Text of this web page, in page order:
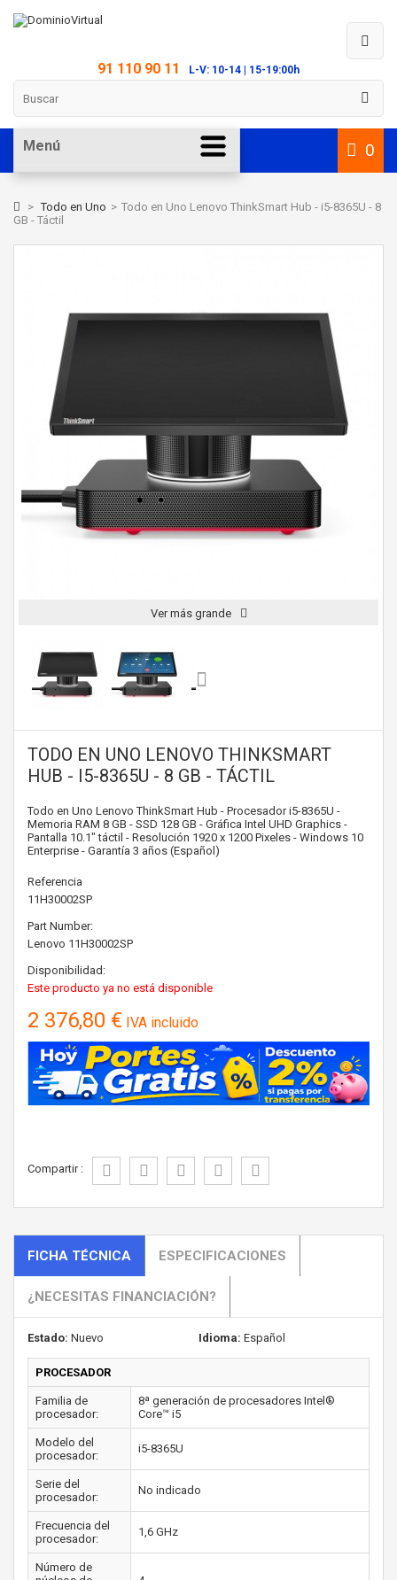
91 110 90 11 L-V: 10-14 | 15-19:00h
0
Menú
> Todo en Uno > Todo en Uno Lenovo ThinkSmart Hub - i5-8365U - 8
GB - Táctil
Ver más grande
TODO EN UNO LENOVO THINKSMART
HUB - I5-8365U - 8 GB - TÁCTIL
Todo en Uno Lenovo ThinkSmart Hub - Procesador i5-8365U -
Memoria RAM 8 GB - SSD 128 GB - Gráfica Intel UHD Graphics -
Pantalla 10.1" táctil - Resolución 1920 x 1200 Pixeles - Windows 10
Enterprise - Garantía 3 años (Español)
Referencia
11H30002SP
Part Number:
Lenovo 11H30002SP
Disponibilidad:
Este producto ya no está disponible
2 376,80 € IVA incluido
Compartir :
FICHA TÉCNICA ESPECIFICACIONES
¿NECESITAS FINANCIACIÓN?
Estado: Nuevo Idioma: Español
PROCESADOR
Familia de
procesador:
8ª generación de procesadores Intel®
Core™ i5
Modelo del
procesador:
i5-8365U
Serie del
procesador:
No indicado
Frecuencia del
procesador:
1,6 GHz
Número de